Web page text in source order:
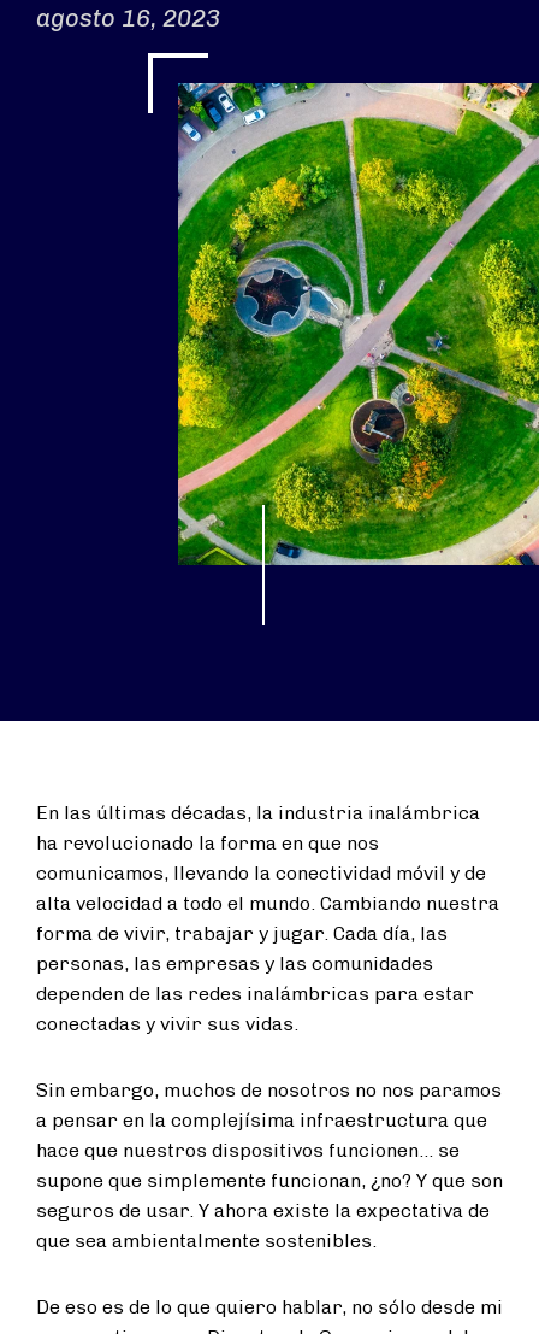
agosto 16, 2023
En las últimas décadas, la industria inalámbrica
ha revolucionado la forma en que nos
comunicamos, llevando la conectividad móvil y de
alta velocidad a todo el mundo. Cambiando nuestra
forma de vivir, trabajar y jugar. Cada día, las
personas, las empresas y las comunidades
dependen de las redes inalámbricas para estar
conectadas y vivir sus vidas.
Sin embargo, muchos de nosotros no nos paramos
a pensar en la complejísima infraestructura que
hace que nuestros dispositivos funcionen... se
supone que simplemente funcionan, ¿no? Y que son
seguros de usar. Y ahora existe la expectativa de
que sea ambientalmente sostenibles.
De eso es de lo que quiero hablar, no sólo desde mi